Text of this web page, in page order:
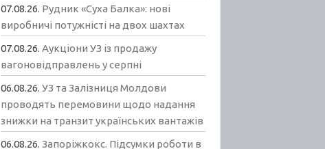
07.08.26. Рудник «Суха Балка»: нові
виробничі потужністі на двох шахтах
07.08.26.Аукціони УЗ із продажу
вагоновідправлень у серпні
06.08.26.УЗ та Залізниця Молдови
проводять перемовини щодо надання
знижки на транзит українських вантажів
06.08.26.Запоріжкокс. Підсумки роботи в